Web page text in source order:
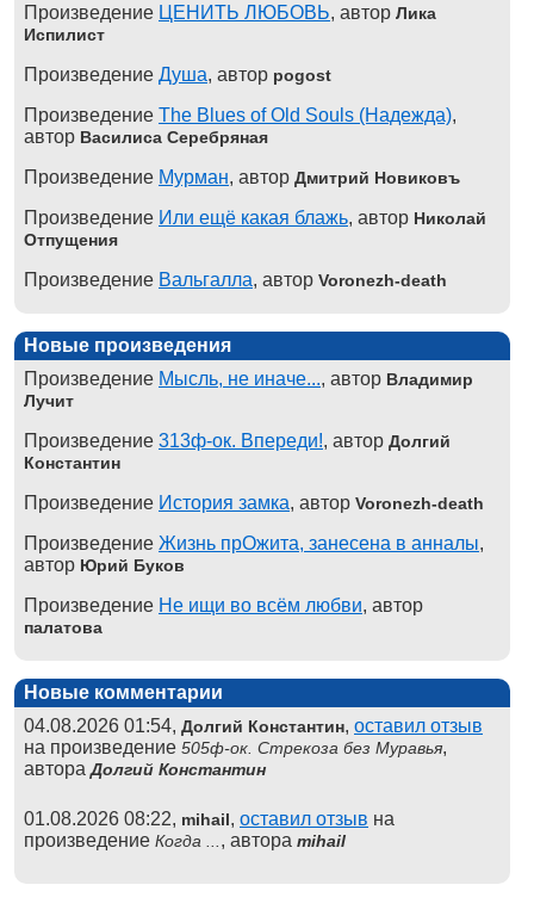
Произведение ЦЕНИТЬ ЛЮБОВЬ, автор Лика
Испилист
Произведение Душа, автор pogost
Произведение The Blues of Old Souls (Надежда),
автор Василиса Серебряная
Произведение Мурман, автор Дмитрий Новиковъ
Произведение Или ещё какая блажь, автор Николай
Отпущения
Произведение Вальгалла, автор Voronezh-death
Новые произведения
Произведение Мысль, не иначе..., автор Владимир
Лучит
Произведение 313ф-ок. Впереди!, автор Долгий
Константин
Произведение История замка, автор Voronezh-death
Произведение Жизнь прОжита, занесена в анналы,
автор Юрий Буков
Произведение Не ищи во всём любви, автор
палатова
Новые комментарии
04.08.2026 01:54, Долгий Константин, оставил отзыв
на произведение 505ф-ок. Стрекоза без Муравья,
автораДолгий Константин
01.08.2026 08:22, mihail, оставил отзыв на
произведение Когда ... , автора mihail